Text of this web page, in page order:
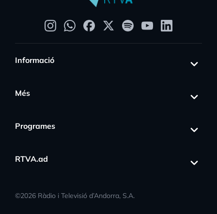
Informació
Més
Programes
RTVA.ad
©2026 Ràdio i Televisió d’Andorra, S.A.